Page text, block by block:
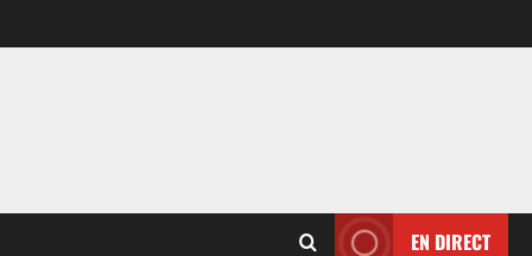
EN DIRECT